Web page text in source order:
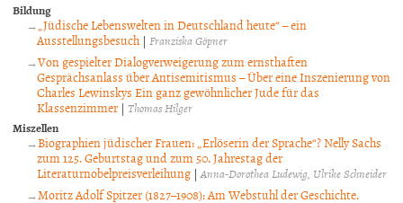
Bildung
„Jüdische Lebenswelten in Deutschland heute“ – ein
Ausstellungsbesuch | Franziska Göpner
Von gespielter Dialogverweigerung zum ernsthaften
Gesprächsanlass über Antisemitismus – Über eine Inszenierung von
Charles Lewinskys Ein ganz gewöhnlicher Jude für das
Klassenzimmer | Thomas Hilger
Miszellen
Biographien jüdischer Frauen: „Erlöserin der Sprache“? Nelly Sachs
zum 125. Geburtstag und zum 50. Jahrestag der
Literaturnobelpreisverleihung |Anna-Dorothea Ludewig Ulrike Schneider
Moritz Adolf Spitzer (1827–1908): Am Webstuhl der Geschichte.